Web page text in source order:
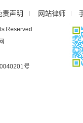
责声明 网站律师
Reserved.
号